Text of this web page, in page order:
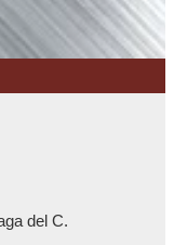
del C.